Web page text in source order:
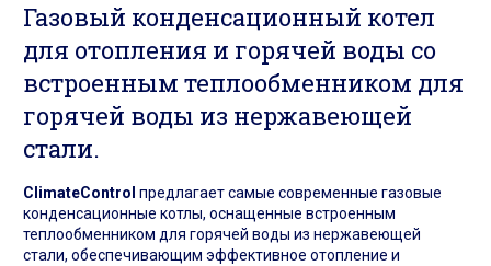
Газовый конденсационный котел
для отопления и горячей воды со
встроенным теплообменником для
горячей воды из нержавеющей
стали.
ClimateControl предлагает самые современные газовые
конденсационные котлы, оснащенные встроенным
теплообменником для горячей воды из нержавеющей
стали, обеспечивающим эффективное отопление и